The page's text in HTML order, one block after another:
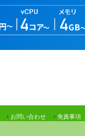
お問い合わせ 免責事項